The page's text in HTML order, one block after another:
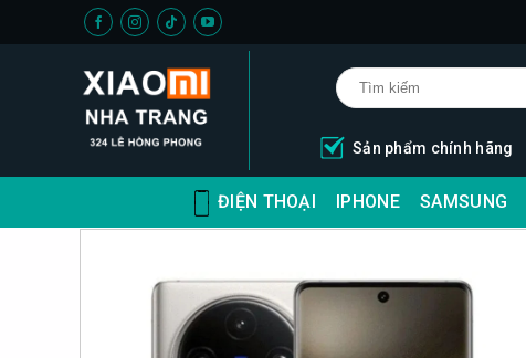
Sản phẩm chính hãng
ĐIỆN THOẠI IPHONE SAMSUNG